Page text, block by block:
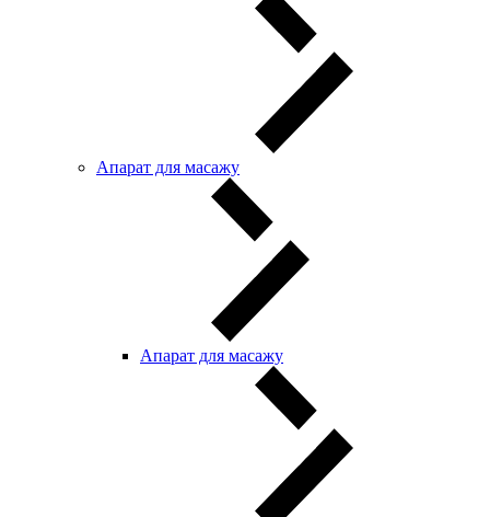
Апарат для масажу
Апарат для масажу